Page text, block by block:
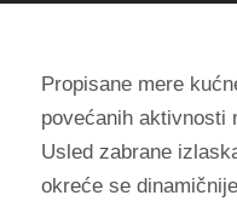
Propisane mere
povećanih aktivnosti
Usled zabrane
okreće se